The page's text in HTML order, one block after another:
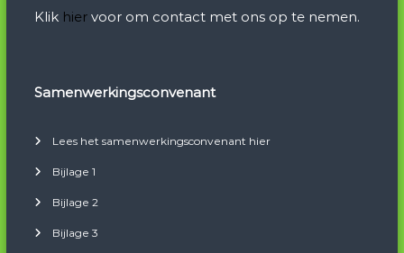
Klik hiervoor om contact met ons op te nemen.
Samenwerkingsconvenant
Lees het samenwerkingsconvenant hier
Bijlage 1
Bijlage 2
Bijlage 3